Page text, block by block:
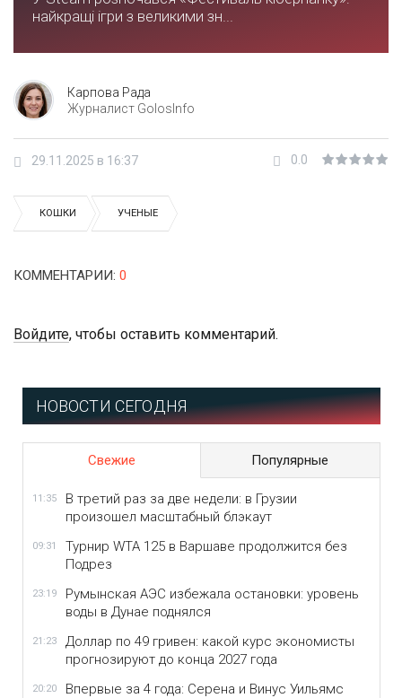
найкращі ігри з великими зн...
Карпова Рада
Журналист GolosInfo
29.11.2025 в 16:37 0.0
КОШКИ УЧЕНЫЕ
КОММЕНТАРИИ: 0
Войдите, чтобы оставить комментарий.
НОВОСТИ СЕГОДНЯ
Свежие Популярные
11:35
В третий раз за две недели: в Грузии
произошел масштабный блэкаут
09:31
Турнир WTA 125 в Варшаве продолжится без
Подрез
23:19
Румынская АЭС избежала остановки: уровень
воды в Дунае поднялся
21:23
Доллар по 49 гривен: какой курс экономисты
прогнозируют до конца 2027 года
20:20
Впервые за 4 года: Серена и Винус Уильямс